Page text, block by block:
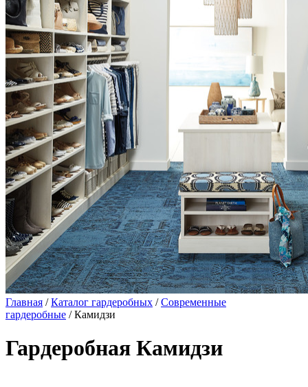
Главная /Каталог гардеробных /Современные
гардеробные / Камидзи
Гардеробная Камидзи